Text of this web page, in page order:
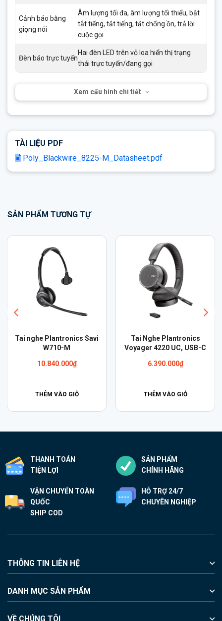
Cảnh báo bằng
giọng nói
Âm lượng tối đa, âm lượng tối thiểu, bật
tắt tiếng, tắt tiếng, tắt chống ồn, trả lời
cuộc gọi
Đèn báo trực tuyến
Hai đèn LED trên vỏ loa hiển thị trạng
thái trực tuyến/đang gọi
Xem cấu hình chi tiết
TÀI LIỆU PDF
Poly_Blackwire_8225-M_Datasheet.pdf
SẢN PHẨM TƯƠNG TỰ
Cáp Plantronics QD to
3.5mm IP-TOUCH (Alcatel
-11%
Tai nghe
Plantronics
THANH TOÁN
TIỆN LỢI
SẢN PHẨM
CHÍNH HÃNG
VẬN CHUYỂN TOÀN
QUỐC
SHIP COD
HỖ TRỢ 24/7
CHUYÊN NGHIỆP
THÔNG TIN LIÊN HỆ
DANH MỤC SẢN PHẨM
VỀ CHÚNG TÔI